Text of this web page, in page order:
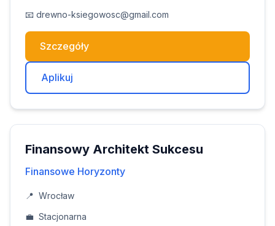
📧 drewno-ksiegowosc@gmail.com
Szczegóły
Aplikuj
Finansowy Architekt Sukcesu
Finansowe Horyzonty
📍 Wrocław
💼 Stacjonarna